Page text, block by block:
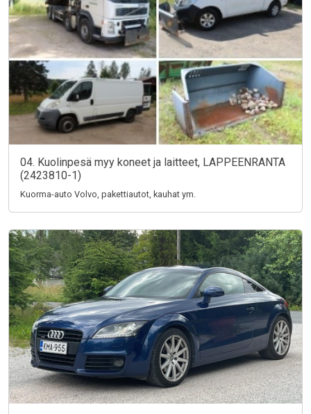
04. Kuolinpesä myy koneet ja laitteet, LAPPEENRANTA
(2423810-1)
Kuorma-auto Volvo, pakettiautot, kauhat ym.